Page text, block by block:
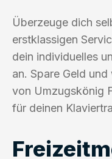
Überzeuge dich
erstklassigen
dein individuelles
an. Spare Geld
von Umzugskönig
für deinen